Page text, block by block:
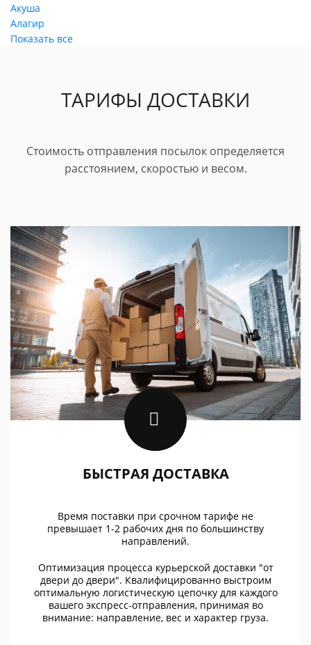
Акуша
Алагир
Показать все
ТАРИФЫ ДОСТАВКИ
Стоимость отправления посылок определяется
расстоянием, скоростью и весом.
БЫСТРАЯ ДОСТАВКА
Время поставки при срочном тарифе не
превышает 1-2 рабочих дня по большинству
направлений.
Оптимизация процесса курьерской доставки "от
двери до двери". Квалифицированно выстроим
оптимальную логистическую цепочку для каждого
вашего экспресс-отправления, принимая во
внимание: направление, вес и характер груза.